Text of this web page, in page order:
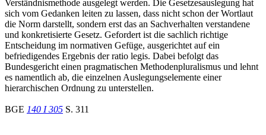
Verständnismethode ausgelegt werden. Die Gesetzesauslegung hat
sich vom Gedanken leiten zu lassen, dass nicht schon der Wortlaut
die Norm darstellt, sondern erst das an Sachverhalten verstandene
und konkretisierte Gesetz. Gefordert ist die sachlich richtige
Entscheidung im normativen Gefüge, ausgerichtet auf ein
befriedigendes Ergebnis der ratio legis. Dabei befolgt das
Bundesgericht einen pragmatischen Methodenpluralismus und lehnt
es namentlich ab, die einzelnen Auslegungselemente einer
hierarchischen Ordnung zu unterstellen.
BGE 140 I 305 S. 311